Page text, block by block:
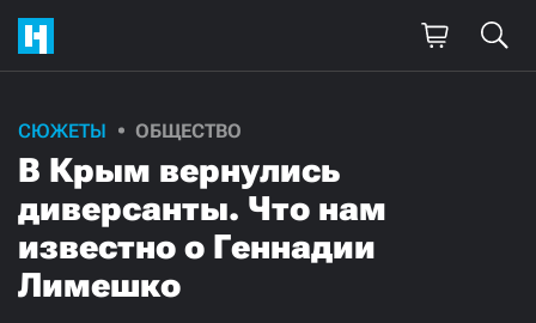
СЮЖЕТЫ ОБЩЕСТВО
В Крым вернулись
диверсанты. Что нам
известно о Геннадии
Лимешко
Поддержите
нашу работу!
Ежемесячно Разово
3000